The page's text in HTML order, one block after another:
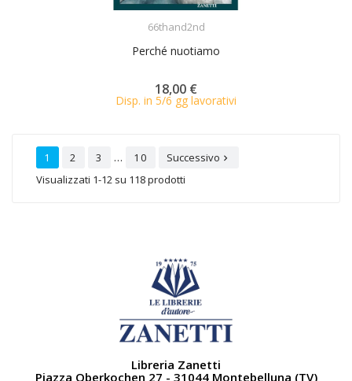
66thand2nd
Perché nuotiamo
18,00 €
Disp. in 5/6 gg lavorativi
1 2 3 … 10 Successivo 
Visualizzati 1-12 su 118 prodotti
Libreria Zanetti
Piazza Oberkochen 27 - 31044 Montebelluna (TV)